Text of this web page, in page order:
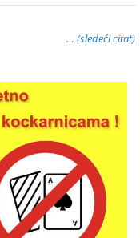
… (sledeći citat)